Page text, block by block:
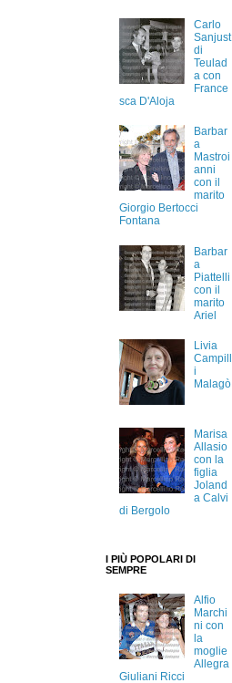
Carlo
Sanjust
di
Teulad
a con
France
sca D'Aloja
Barbar
a
Mastroi
anni
con il
marito
Giorgio Bertocci
Fontana
Barbar
a
Piattelli
con il
marito
Ariel
Livia
Campill
i
Malagò
Marisa
Allasio
con la
figlia
Joland
a Calvi
di Bergolo
I PIÙ POPOLARI DI
SEMPRE
Alfio
Marchi
ni con
la
moglie
Allegra
Giuliani Ricci